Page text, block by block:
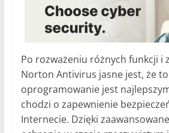
Po rozważeniu różnych funkcji i
Norton Antivirus jasne jest, że to
oprogramowanie jest
chodzi o zapewnienie
Internecie. Dzięki